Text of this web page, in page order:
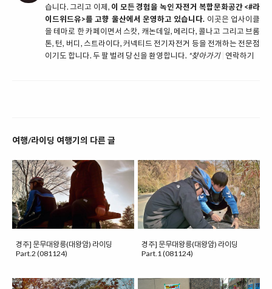
습니다. 그리고 이제, 이 모든 경험을 녹인 자전거 복합문화공간 <#라
이드위드유>를 고향 울산에서 운영하고 있습니다. 이곳은 업사이클
을 테마로 한 카페이면서 스캇, 캐논데일, 메리다, 콜나고 그리고 브롬
톤, 턴, 버디, 스트라이다, 커넥티드 전기자전거 등을 전개하는 전문점
이기도 합니다. 두 팔 벌려 당신을 환영합니다. *찾아가기 연락하기
여행/라이딩 여행기의 다른 글
경주] 문무대왕릉(대왕암) 라이딩
Part.2 (081124)
경주] 문무대왕릉(대왕암) 라이딩
Part.1 (081124)